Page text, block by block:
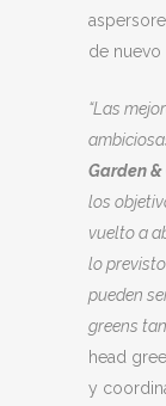
de nuevo
“Las
Garden &
los
vuelto a
lo
pueden
greens
head
y